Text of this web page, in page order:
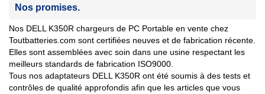
Nos promises.
Nos DELL K350R chargeurs de PC Portable en vente chez
Toutbatteries.com sont certifiées neuves et de fabrication récente.
Elles sont assemblées avec soin dans une usine respectant les
meilleurs standards de fabrication ISO9000.
Tous nos adaptateurs DELL K350R ont été soumis à des tests et
contrôles de qualité approfondis afin que les articles que vous